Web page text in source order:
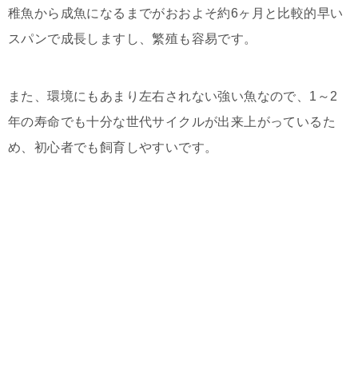
稚魚から成魚になるまでがおおよそ約6ヶ月と比較的早い
スパンで成長しますし、繁殖も容易です。
また、環境にもあまり左右されない強い魚なので、1～2
年の寿命でも十分な世代サイクルが出来上がっているた
め、初心者でも飼育しやすいです。